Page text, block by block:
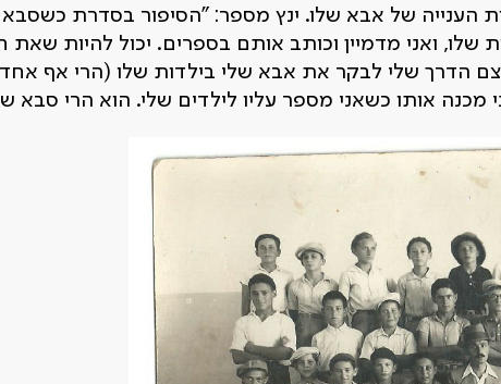
הענייה של אבא שלו. ינץ מספר: "הסיפור בסדרת
שלו, ואני מדמיין וכותב אותם בספרים. יכול להיות שאת
שלי לבקר את אבא שלי בילדות שלו (הרי אף
מכנה אותו כשאני מספר עליו לילדים שלי. הוא הרי סבא